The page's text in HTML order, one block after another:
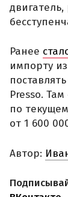
Ранее
импорту
Presso.
по
от 1 600
Автор: